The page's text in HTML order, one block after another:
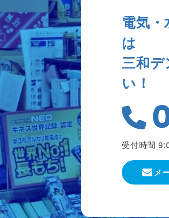
電気
は
三和デ
い！
受付時間
メ